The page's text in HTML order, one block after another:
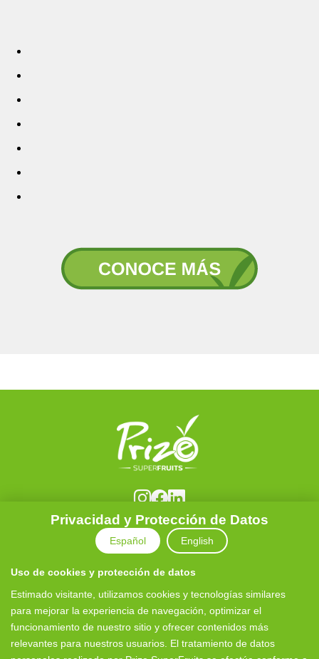
© 2025 PRIZE SUPERFRUITS · Todos los derechos
reservados
Av. El Abra Km 3, Requínoa, Región del Libertador
comercial@prize.cl · www.prizesuperfruits.com
Términos y Condiciones
Privacidad y Protección de Datos
Español English
Uso de cookies y protección de datos
Estimado visitante, utilizamos cookies y tecnologías similares
para mejorar la experiencia de navegación, optimizar el
funcionamiento de nuestro sitio y ofrecer contenidos más
relevantes para nuestros usuarios. El tratamiento de datos